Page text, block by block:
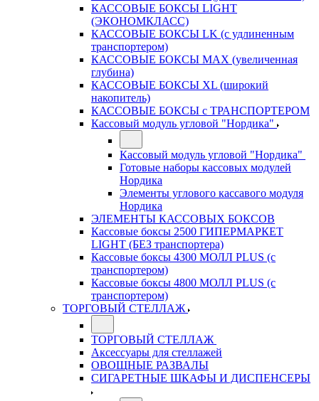
КАССОВЫЕ БОКСЫ LIGHT
(ЭКОНОМКЛАСС)
КАССОВЫЕ БОКСЫ LK (с удлиненным
транспортером)
КАССОВЫЕ БОКСЫ MAX (увеличенная
глубина)
КАССОВЫЕ БОКСЫ XL (широкий
накопитель)
КАССОВЫЕ БОКСЫ с ТРАНСПОРТЕРОМ
Кассовый модуль угловой "Нордика"
Кассовый модуль угловой "Нордика"
Готовые наборы кассовых модулей
Нордика
Элементы углового кассавого модуля
Нордика
ЭЛЕМЕНТЫ КАССОВЫХ БОКСОВ
Кассовые боксы 2500 ГИПЕРМАРКЕТ
LIGHT (БЕЗ транспортера)
Кассовые боксы 4300 МОЛЛ PLUS (с
транспортером)
Кассовые боксы 4800 МОЛЛ PLUS (с
транспортером)
ТОРГОВЫЙ СТЕЛЛАЖ
ТОРГОВЫЙ СТЕЛЛАЖ
Аксессуары для стеллажей
ОВОЩНЫЕ РАЗВАЛЫ
СИГАРЕТНЫЕ ШКАФЫ И ДИСПЕНСЕРЫ